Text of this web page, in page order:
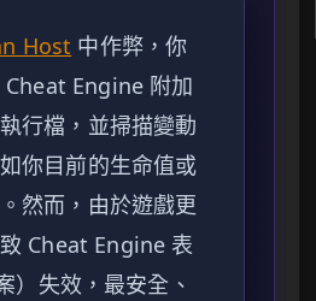
Host 中作弊，你
Cheat Engine 附加
行檔，並掃描變動
你目前的生命值或
然而，由於遊戲更
Cheat Engine 表
）失效，最安全、